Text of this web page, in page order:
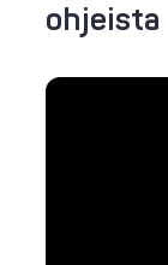
ohjeista